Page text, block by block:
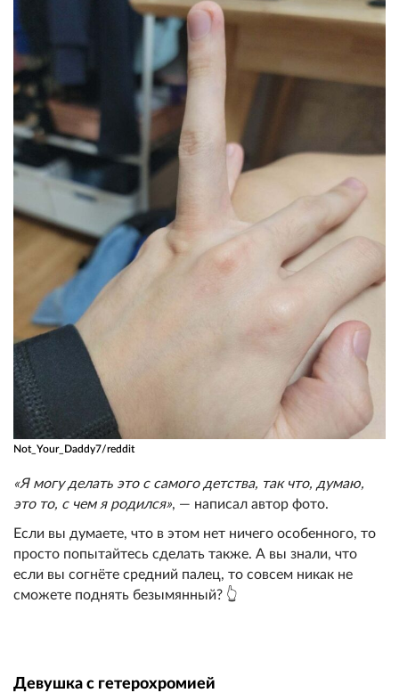
Not_Your_Daddy7/reddit
«Я могу делать это с самого детства, так что, думаю,
это то, с чем я родился», — написал автор фото.
Если вы думаете, что в этом нет ничего особенного, то
просто попытайтесь сделать также. А вы знали, что
если вы согнёте средний палец, то совсем никак не
сможете поднять безымянный? 👆
Девушка с гетерохромией